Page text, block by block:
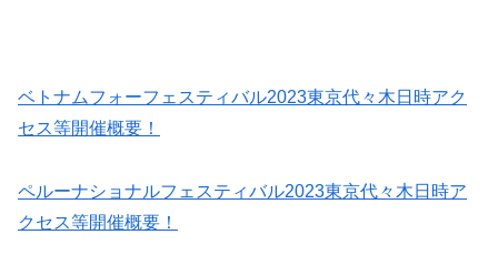
ベトナムフォーフェスティバル2023東京代々木日時アク
セス等開催概要！
ペルーナショナルフェスティバル2023東京代々木日時ア
クセス等開催概要！